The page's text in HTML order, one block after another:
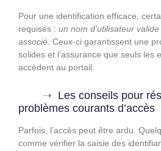
Pour une identification efficace,
requises : un nom d’utilisateur
associé. Ceux-ci garantissent une
solides et l’assurance que seuls les
accèdent au portail.
Les conseils pour
problèmes courants d’accès
Parfois, l’accès peut être ardu.
comme vérifier la saisie des